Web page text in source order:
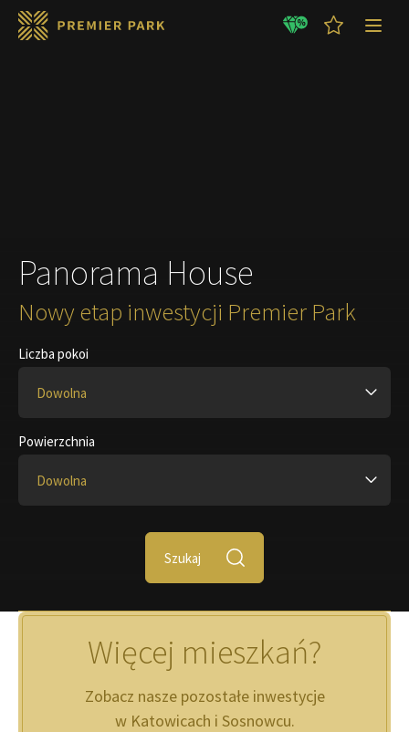
Panorama House
Nowy etap inwestycji Premier Park
Liczba pokoi
Dowolna
Powierzchnia
Dowolna
Szukaj
Więcej mieszkań?
Zobacz nasze pozostałe inwestycje
w Katowicach i Sosnowcu.